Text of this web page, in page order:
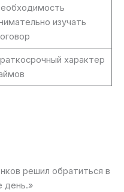
изучать
характер
решил обратиться в
день.»